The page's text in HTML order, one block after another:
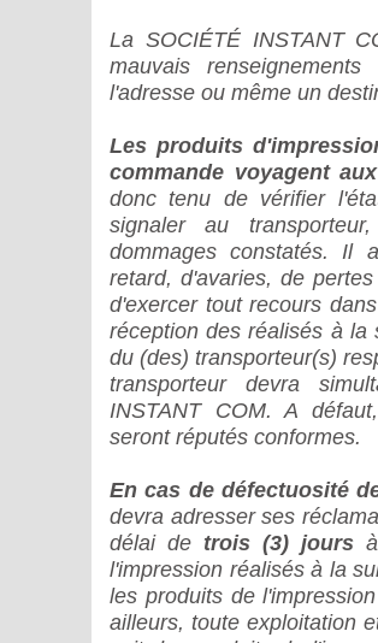
La SOCIÉTÉ INSTANT
mauvais
l'adresse ou même un
Les produits
commande voyagent
donc tenu de vérifier
signaler au
dommages constatés. Il
retard, d'avaries, de
d'exercer tout recours
réception des réalisés à la
du (des) transporteur(s)
transporteur devra
INSTANT COM. A
seront réputés conformes.
En cas de défectuosité
devra adresser ses
délai de trois (3) jours
l'impression réalisés à la
les produits de
ailleurs, toute exploitation